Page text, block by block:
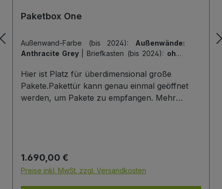
Paketbox One
Außenwand-Farbe (bis 2024): Außenwände:
Anthracite Grey
Briefkasten (bis 2024): ohne
Hintertür | Tiefe der Paketbox (bis 2024):
cm Außenmaß (Standard) | Tür-Farbe (bis
2024):Tür: Anthracite Grey
Hier ist Platz für überdimensional große
Pakete.Pakettür kann genau einmal geöffnet
werden, um Pakete zu empfangen. Mehr
Die Tür wird immer mit einem Halbzylinder
ausgestattet. Das heißt, Sie können den selben
Regulärer Preis:
1.690,00 €
Preise inkl. MwSt. zzgl. Versandkosten